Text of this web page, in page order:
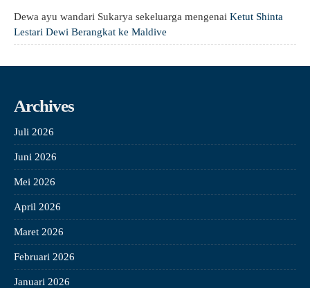
Dewa ayu wandari Sukarya sekeluarga mengenai Ketut Shinta
Lestari Dewi Berangkat ke Maldive
Archives
Juli 2026
Juni 2026
Mei 2026
April 2026
Maret 2026
Februari 2026
Januari 2026